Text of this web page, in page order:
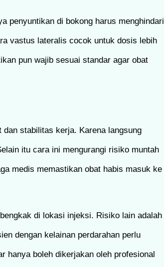
penyuntikan di bokong harus menghindari
vastus lateralis cocok untuk dosis lebih
pun wajib sesuai standar agar obat
stabilitas kerja. Karena langsung
itu cara ini mengurangi risiko muntah
medis memastikan obat habis masuk ke
di lokasi injeksi. Risiko lain adalah
dengan kelainan perdarahan perlu
hanya boleh dikerjakan oleh profesional